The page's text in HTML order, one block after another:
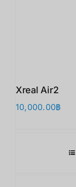
Xreal Air2
10,000.00฿